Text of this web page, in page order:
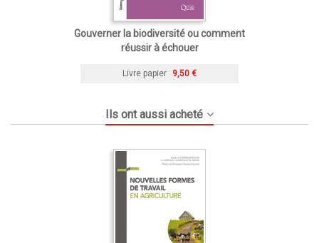
Gouverner la biodiversité ou comment
réussir à échouer
Livre papier 9,50 €
Ils ont aussi acheté